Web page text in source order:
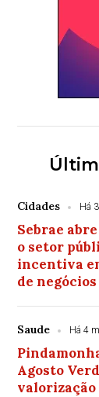
Cidades Há
Sebrae
o setor
incentiva
de negócios
Saude Há 4
Agosto